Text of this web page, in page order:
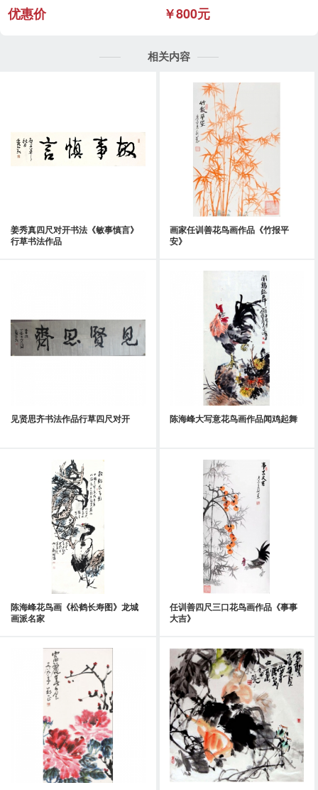
优惠价 ￥800元
相关内容
姜秀真四尺对开书法《敏事慎言》
行草书法作品
画家任训善花鸟画作品《竹报平
安》
见贤思齐书法作品行草四尺对开 陈海峰大写意花鸟画作品闻鸡起舞
陈海峰花鸟画《松鹤长寿图》龙城
画派名家
任训善四尺三口花鸟画作品《事事
大吉》